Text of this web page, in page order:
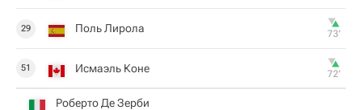
29 Поль Лирола 73‎’‎
51 Исмаэль Коне 72‎’‎
Роберто Де Зерби